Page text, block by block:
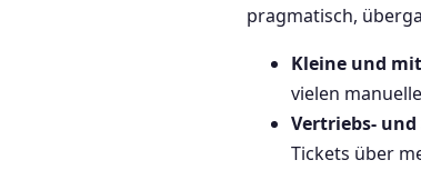
pragmatisch,
Kleine und
vielen
Vertriebs-
Tickets über